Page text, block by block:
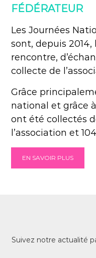
FÉDÉRATEUR
Les Journées
sont, depuis
rencontre,
collecte de
Grâce
national et grâce
ont été collectés
l’association et
EN SAVOIR PLUS
Suivez notre actualité